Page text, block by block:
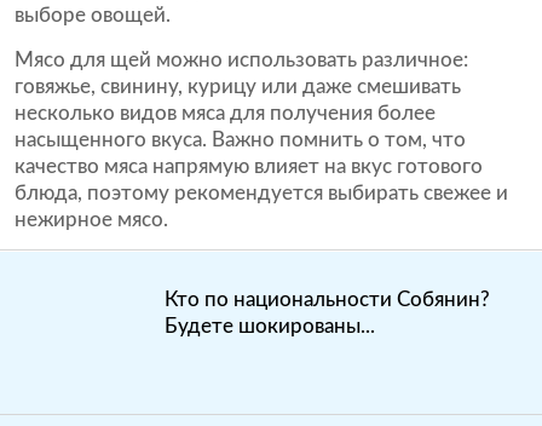
выборе овощей.
Мясо для щей можно использовать различное:
говяжье, свинину, курицу или даже смешивать
несколько видов мяса для получения более
насыщенного вкуса. Важно помнить о том, что
качество мяса напрямую влияет на вкус готового
блюда, поэтому рекомендуется выбирать свежее и
нежирное мясо.
Кто по национальности Собянин?
Будете шокированы...